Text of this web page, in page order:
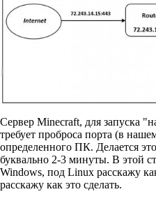
Сервер Minecraft, для запуска
требует проброса порта (в
определенного ПК. Делается
буквально 2-3 минуты. В этой
Windows, под Linux расскажу
расскажу как это сделать.